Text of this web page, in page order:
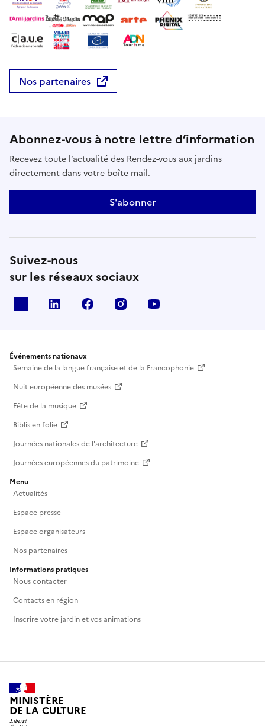
Nos partenaires
Abonnez-vous à notre lettre d’information
Recevez toute l’actualité des Rendez-vous aux jardins
directement dans votre boîte mail.
S'abonner
Suivez-nous
sur les réseaux sociaux
Linkedin Facebook Instagram
Événements nationaux
Semaine de la langue française et de la Francophonie
Nuit européenne des musées
Fête de la musique
Biblis en folie
Journées nationales de l'architecture
Journées européennes du patrimoine
Menu
Actualités
Espace presse
Espace organisateurs
Nos partenaires
Informations pratiques
Nous contacter
Contacts en région
Inscrire votre jardin et vos animations
MINISTÈRE
DE LA CULTURE